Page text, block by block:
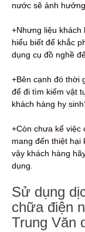
nước sẽ ảnh
+Nhưng liệu khách
hiểu biết để khắc
dụng cụ đồ nghề
+Bên cạnh đó thời
để đi tìm kiếm vật
khách hàng hy
+Còn chưa kể việc
mang đến thiệt hại
vậy khách hàng
dụng.
Sử dụng
chữa điện
Trung Văn